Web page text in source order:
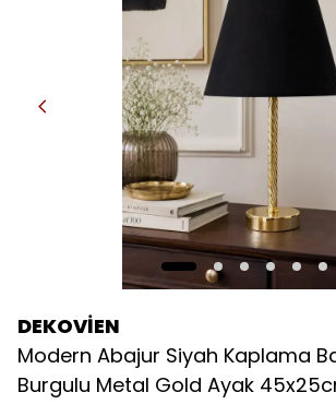
DEKOVİEN
Modern Abajur Siyah Kaplama
Burgulu Metal Gold Ayak